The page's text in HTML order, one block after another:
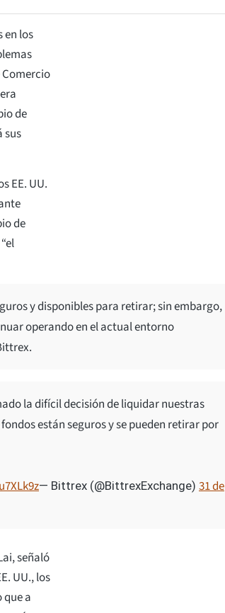
en los
Comercio
de
sus
EE. UU.
de
y disponibles para retirar; sin embargo,
operando en el actual entorno
la difícil decisión de liquidar nuestras
están seguros y se pueden retirar por
— Bittrex (@BittrexExchange) 31 de
señaló
UU., los
a